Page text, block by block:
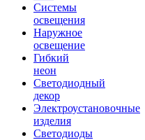
Системы
освещения
Наружное
освещение
Гибкий
неон
Светодиодный
декор
Электроустановочные
изделия
Светодиоды